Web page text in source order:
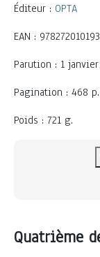
Éditeur : OPTA
EAN :
Parution : 1
Pagination : 468 p.
Poids : 721 g.
Quatrième